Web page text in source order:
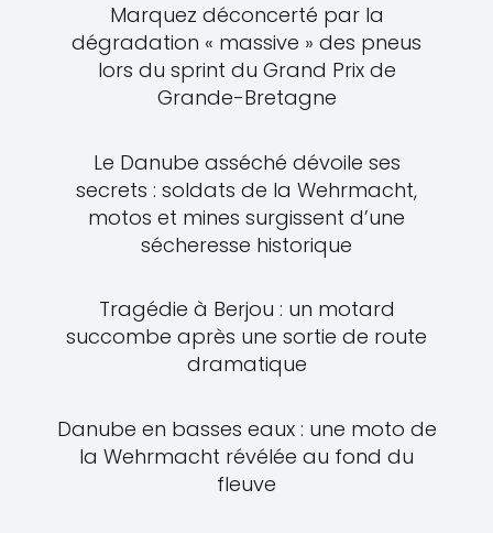
Marquez déconcerté par la
dégradation « massive » des pneus
lors du sprint du Grand Prix de
Grande-Bretagne
Le Danube asséché dévoile ses
secrets : soldats de la Wehrmacht,
motos et mines surgissent d’une
sécheresse historique
Tragédie à Berjou : un motard
succombe après une sortie de route
dramatique
Danube en basses eaux : une moto de
la Wehrmacht révélée au fond du
fleuve